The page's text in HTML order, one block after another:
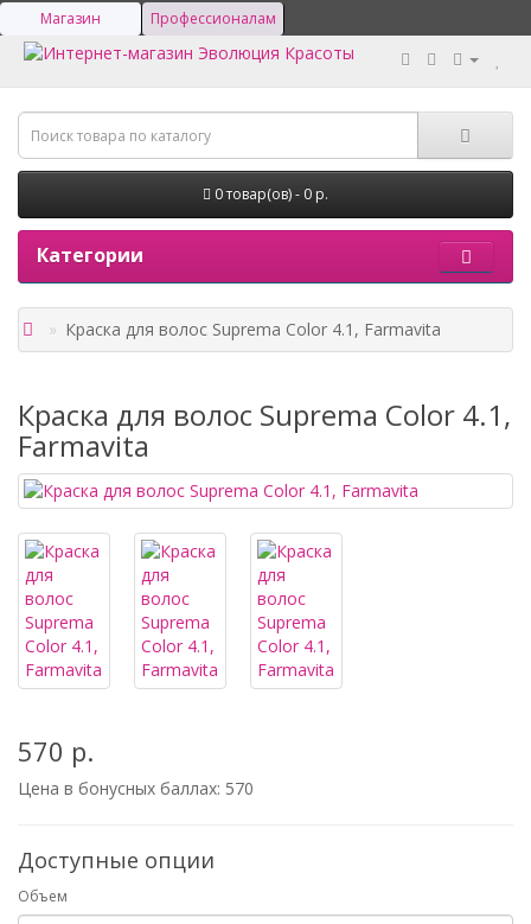
Магазин Профессионалам
0 товар(ов) - 0 р.
Категории
Краска для волос Suprema Color 4.1, Farmavita
Краска для волос Suprema Color 4.1,
Farmavita
570 р.
Цена в бонусных баллах: 570
Доступные опции
Объем